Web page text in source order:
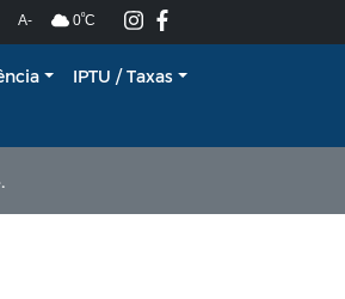
A- 0ºC
IPTU / Taxas